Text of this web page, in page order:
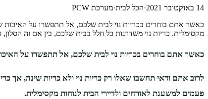
14 באוקטובר 2021 ·הכל לבית·מערכת PCW
כאשר אתם בוחרים בכריות נוי לבית שלכם, אל תתפשרו על האיכות
מקסימלית. כריות נוי משדרגות כל חלל בבית שלכם, בין אם זה
כאשר אתם בוחרים בכריות נוי לבית שלכם, אל תתפשרו על
לרוב אתם ודאי תחשבו שאלו רק כריות נוי ולא כריות שינה, אך
פעמים למשענת לאורחים ולדיירי הבית לנוחות מקסימלית.